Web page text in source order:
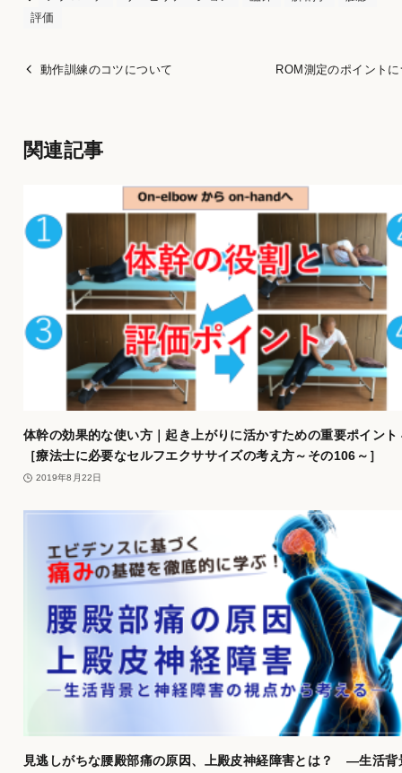
評価
動作訓練のコツについて ROM測定のポイント
関連記事
体幹の効果的な使い方｜起き上がりに活かすための重要ポイント
［療法士に必要なセルフエクササイズの考え方～その106～］
2019年8月22日
見逃しがちな腰殿部痛の原因、上殿皮神経障害とは？ ―生活背